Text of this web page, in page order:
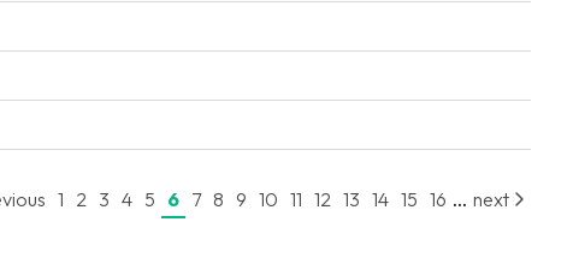
1 2 3 4 5 6 7 8 9 10 11 12 13 14 15 16 ... next